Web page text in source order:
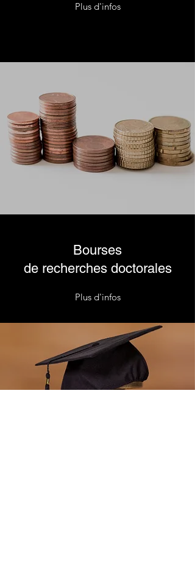
Plus d'infos
Bourses
de recherches doctorales
Plus d'infos